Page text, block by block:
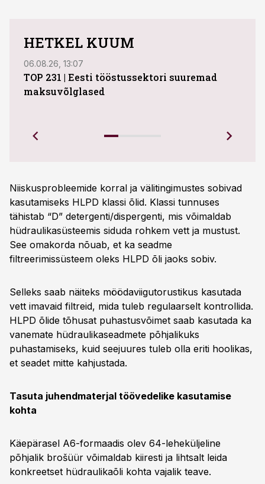
HETKEL KUUM
06.08.26, 13:07
TOP 231 | Eesti tööstussektori suuremad
maksuvõlglased
Niiskusprobleemide korral ja välitingimustes sobivad
kasutamiseks HLPD klassi õlid. Klassi tunnuses
tähistab “D” detergenti/dispergenti, mis võimaldab
hüdraulikasüsteemis siduda rohkem vett ja mustust.
See omakorda nõuab, et ka seadme
filtreerimissüsteem oleks HLPD õli jaoks sobiv.
Selleks saab näiteks möödaviigutorustikus kasutada
vett imavaid filtreid, mida tuleb regulaarselt kontrollida.
HLPD õlide tõhusat puhastusvõimet saab kasutada ka
vanemate hüdraulikaseadmete põhjalikuks
puhastamiseks, kuid seejuures tuleb olla eriti hoolikas,
et seadet mitte kahjustada.
Tasuta juhendmaterjal töövedelike kasutamise
kohta
Käepärasel A6-formaadis olev 64-leheküljeline
põhjalik brošüür võimaldab kiiresti ja lihtsalt leida
konkreetset hüdraulikaõli kohta vajalik teave.